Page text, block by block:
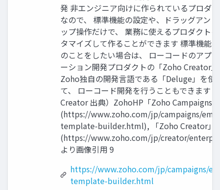
発 非エンジニア向けに作られているプロダ
なので、 標準機能の設定や、ドラッグアン
ップ操作だけで、 業務に使えるプロダクト
タマイズして作ることができます 標準機能
のことをしたい場合は、 ローコードのアプ
ーション開発プロダクトの「Zoho Creator
Zoho独自の開発言語である「Deluge」を使
て、 ローコード開発を行うこともできます
Creator 出典）ZohoHP「Zoho Campaigns」
(https://www.zoho.com/jp/campaigns/
template-builder.html), 「Zoho Creator」
(https://www.zoho.com/jp/creator/
より画像引用 9
https://www.zoho.com/jp/campaigns/
template-builder.html